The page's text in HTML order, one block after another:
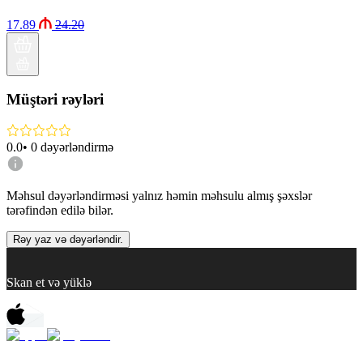
17.89 24.20
Müştəri rəyləri
0.0• 0 dəyərləndirmə
Məhsul dəyərləndirməsi yalnız həmin məhsulu almış şəxslər
tərəfindən edilə bilər.
Rəy yaz və dəyərləndir.
Skan et və yüklə